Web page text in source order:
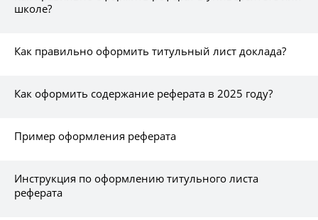
школе?
Как правильно оформить титульный лист доклада?
Как оформить содержание реферата в 2025 году?
Пример оформления реферата
Инструкция по оформлению титульного листа
реферата